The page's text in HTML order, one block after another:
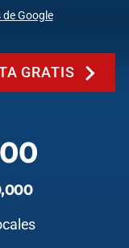
de Google
GRATIS